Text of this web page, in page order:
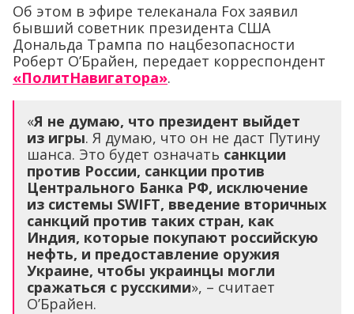
Об этом в эфире телеканала Fox заявил
бывший советник президента США
Дональда Трампа по нацбезопасности
Роберт О’Брайен, передает корреспондент
«ПолитНавигатора».
«Я не думаю, что президент выйдет
из игры. Я думаю, что он не даст Путину
шанса. Это будет означать санкции
против России, санкции против
Центрального Банка РФ, исключение
из системы SWIFT, введение вторичных
санкций против таких стран, как
Индия, которые покупают российскую
нефть, и предоставление оружия
Украине, чтобы украинцы могли
сражаться с русскими», – считает
О’Брайен.